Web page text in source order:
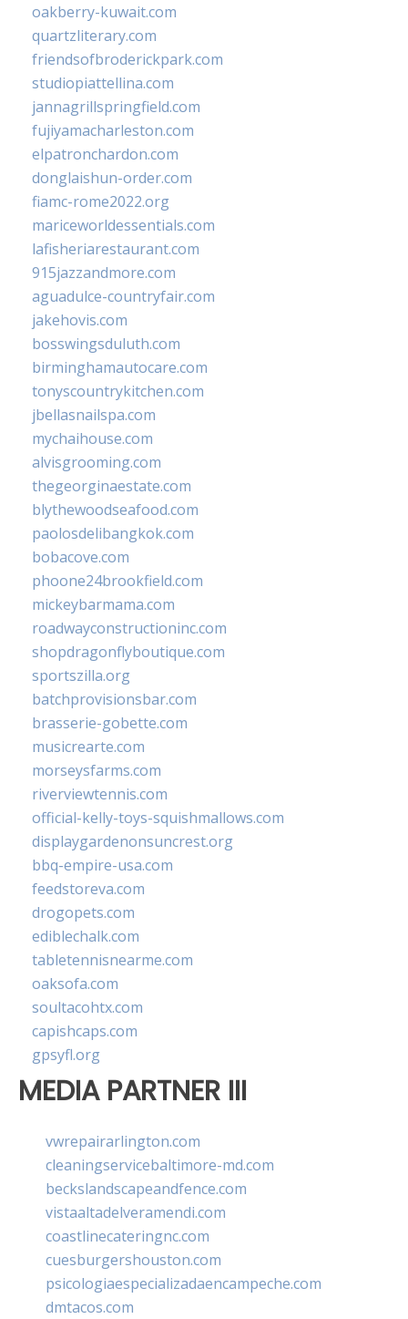
oakberry-kuwait.com
quartzliterary.com
friendsofbroderickpark.com
studiopiattellina.com
jannagrillspringfield.com
fujiyamacharleston.com
elpatronchardon.com
donglaishun-order.com
fiamc-rome2022.org
mariceworldessentials.com
lafisheriarestaurant.com
915jazzandmore.com
aguadulce-countryfair.com
jakehovis.com
bosswingsduluth.com
birminghamautocare.com
tonyscountrykitchen.com
jbellasnailspa.com
mychaihouse.com
alvisgrooming.com
thegeorginaestate.com
blythewoodseafood.com
paolosdelibangkok.com
bobacove.com
phoone24brookfield.com
mickeybarmama.com
roadwayconstructioninc.com
shopdragonflyboutique.com
sportszilla.org
batchprovisionsbar.com
brasserie-gobette.com
musicrearte.com
morseysfarms.com
riverviewtennis.com
official-kelly-toys-squishmallows.com
displaygardenonsuncrest.org
bbq-empire-usa.com
feedstoreva.com
drogopets.com
ediblechalk.com
tabletennisnearme.com
oaksofa.com
soultacohtx.com
capishcaps.com
gpsyfl.org
MEDIA PARTNER III
vwrepairarlington.com
cleaningservicebaltimore-md.com
beckslandscapeandfence.com
vistaaltadelveramendi.com
coastlinecateringnc.com
cuesburgershouston.com
psicologiaespecializadaencampeche.com
dmtacos.com